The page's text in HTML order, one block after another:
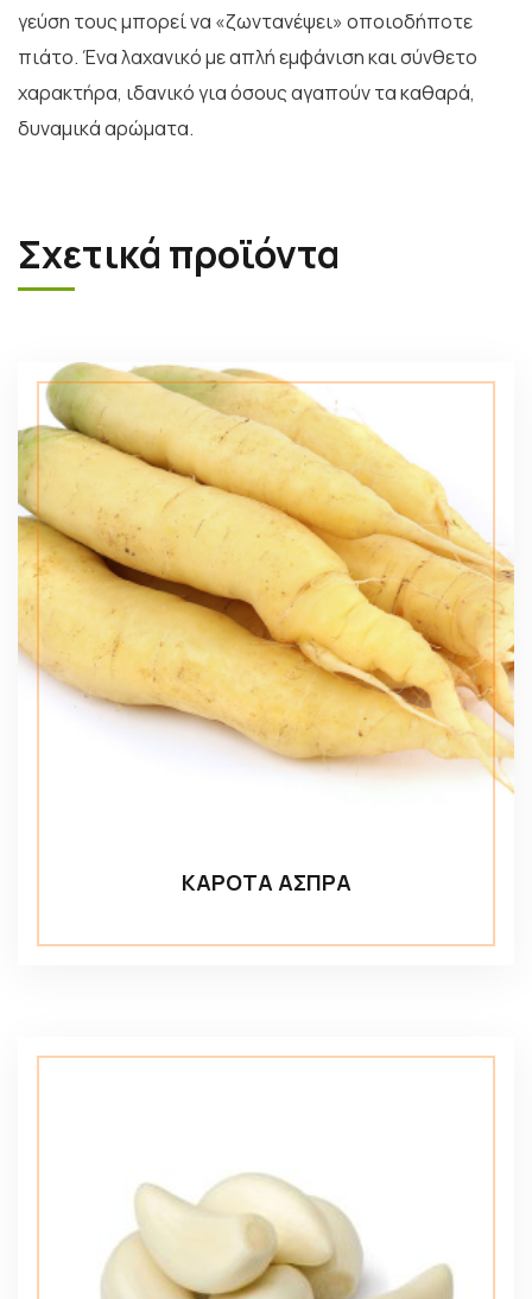
γεύση τους μπορεί να «ζωντανέψει» οποιοδήποτε
πιάτο. Ένα λαχανικό με απλή εμφάνιση και σύνθετο
χαρακτήρα, ιδανικό για όσους αγαπούν τα καθαρά,
δυναμικά αρώματα.
Σχετικά προϊόντα
ΚΑΡΟΤΑ ΑΣΠΡΑ